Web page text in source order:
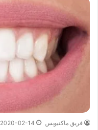
فريق ماكتيوبس 2020-02-14